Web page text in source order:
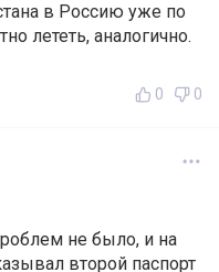
в Россию уже по
лететь, аналогично.
0 0
не было, и на
второй паспорт